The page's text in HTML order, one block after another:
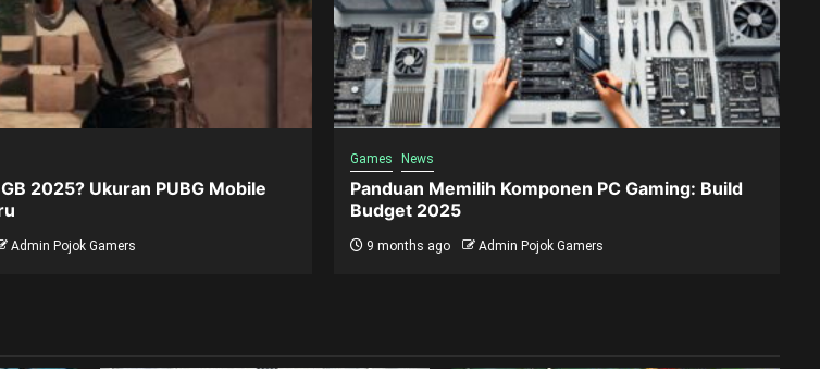
2025? Ukuran PUBG Mobile
Admin Pojok Gamers
Games News
Panduan Memilih Komponen PC Gaming: Build
Budget 2025
9 months ago Admin Pojok Gamers